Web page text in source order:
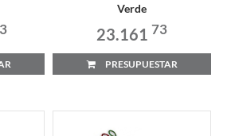
Verde
23.161 73
PRESUPUESTAR